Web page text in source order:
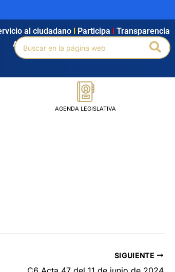
Agendamiento Intranet Búsqueda avanzada
al ciudadano Participa Transparencia
Buscar
por:
AGENDA LEGISLATIVA
SIGUIENTE